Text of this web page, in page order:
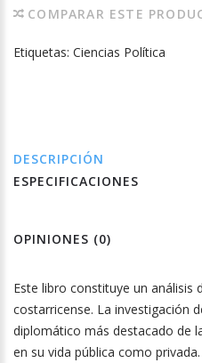
COMPARAR ESTE
Etiquetas: Ciencias Política
DESCRIPCIÓN
ESPECIFICACIONES
OPINIONES (0)
Este libro constituye un análisis
costarricense. La investigación
diplomático más destacado de
en su vida pública como